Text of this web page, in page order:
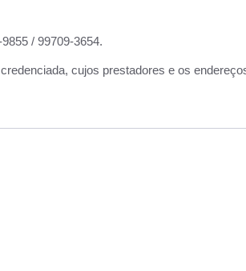
/ 99709-3654.
cujos prestadores e os